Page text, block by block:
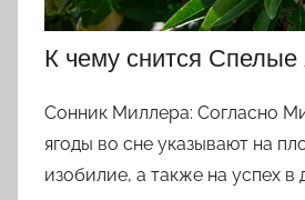
К чему снится Спелые
Сонник Миллера: Согласно
ягоды во сне указывают на
изобилие, а также на успех в